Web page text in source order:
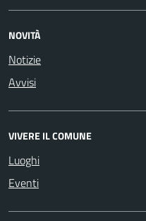
NOVITÀ
Notizie
Avvisi
VIVERE IL COMUNE
Luoghi
Eventi